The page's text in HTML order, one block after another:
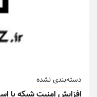
دسته‌بندی نشده